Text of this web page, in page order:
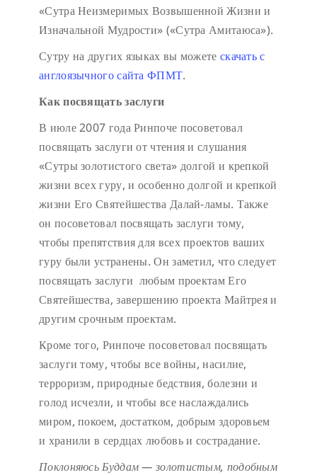
«Сутра Неизмеримых Возвышенной Жизни и
Изначальной Мудрости» («Сутра Амитаюса»).
Сутру на других языках вы можете скачать с
англоязычного сайта ФПМТ.
Как посвящать заслуги
В июле 2007 года Ринпоче посоветовал
посвящать заслуги от чтения и слушания
«Сутры золотистого света» долгой и крепкой
жизни всех гуру, и особенно долгой и крепкой
жизни Его Святейшества Далай-ламы. Также
он посоветовал посвящать заслуги тому,
чтобы препятствия для всех проектов ваших
гуру были устранены. Он заметил, что следует
посвящать заслуги любым проектам Его
Святейшества, завершению проекта Майтрея и
другим срочным проектам.
Кроме того, Ринпоче посоветовал посвящать
заслуги тому, чтобы все войны, насилие,
терроризм, природные бедствия, болезни и
голод исчезли, и чтобы все наслаждались
миром, покоем, достатком, добрым здоровьем
и хранили в сердцах любовь и сострадание.
Поклоняюсь Буддам — золотистым, подобным